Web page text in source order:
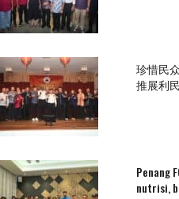
珍惜民
推展利
Penang
nutrisi,